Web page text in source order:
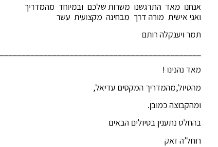
אנחנו מאד התרגשנו משרות שלכם ובמיוחד מהמדריך
ואני אישית מורה דרך מבחינה מקצועית עשר
תמר ויענקלה רותם
מאד נהנינו !
מהטיול,מהמדריך המקסים עדיאל,
ומהקבוצה כמובן.
בהחלט נתענין בטיולים הבאים
רוחל’ה זאק